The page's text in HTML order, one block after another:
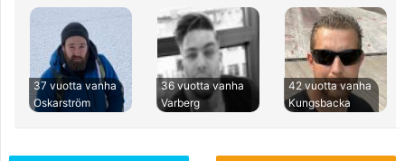
37 vuotta vanha
Oskarström
36 vuotta vanha
Varberg
42 vuotta vanha
Kungsbacka